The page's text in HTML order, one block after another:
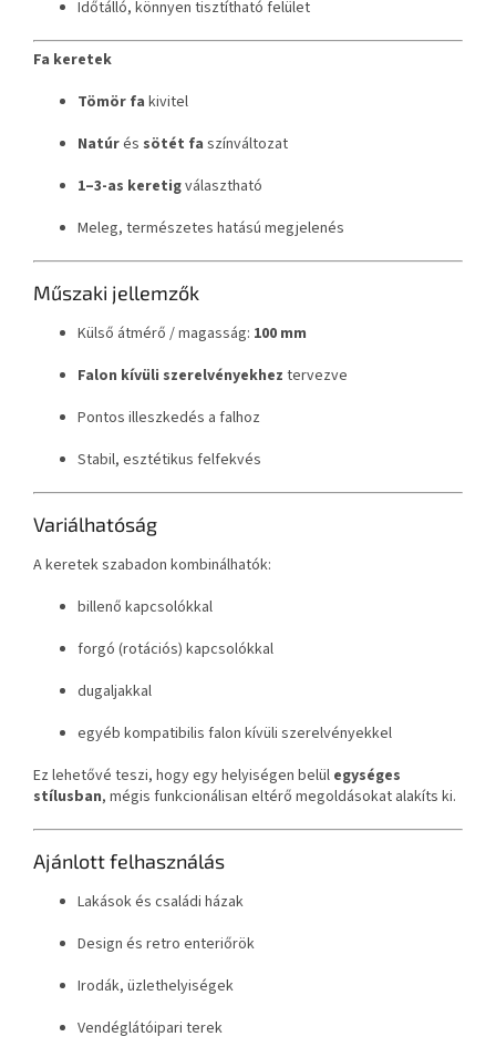
Időtálló, könnyen tisztítható felület
Fa keretek
Tömör fa kivitel
Natúrés sötét fa színváltozat
1–3-as keretigválasztható
Meleg, természetes hatású megjelenés
Műszaki jellemzők
Külső átmérő / magasság: 100 mm
Falon kívüli szerelvényekhez tervezve
Pontos illeszkedés a falhoz
Stabil, esztétikus felfekvés
Variálhatóság
A keretek szabadon kombinálhatók:
billenő kapcsolókkal
forgó (rotációs) kapcsolókkal
dugaljakkal
egyéb kompatibilis falon kívüli szerelvényekkel
Ez lehetővé teszi, hogy egy helyiségen belül egységes
stílusban, mégis funkcionálisan eltérő megoldásokat alakíts ki.
Ajánlott felhasználás
Lakások és családi házak
Design és retro enteriőrök
Irodák, üzlethelyiségek
Vendéglátóipari terek